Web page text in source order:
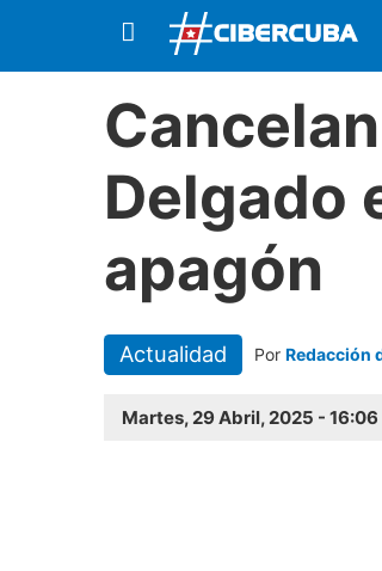
Delgado
apagón
Actualidad Por Redacción
Martes, 29 Abril, 2025 - 16:06